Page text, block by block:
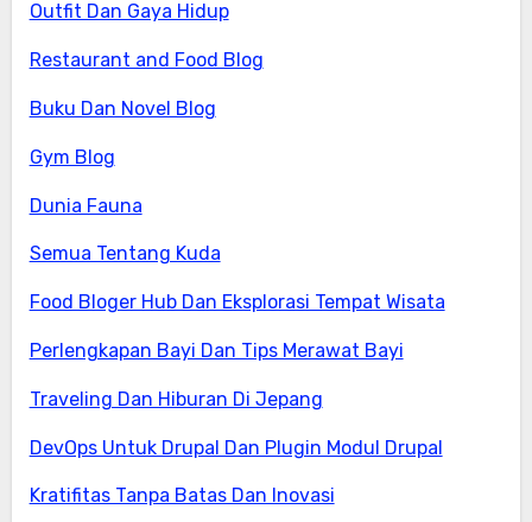
Outfit Dan Gaya Hidup
Restaurant and Food Blog
Buku Dan Novel Blog
Gym Blog
Dunia Fauna
Semua Tentang Kuda
Food Bloger Hub Dan Eksplorasi Tempat Wisata
Perlengkapan Bayi Dan Tips Merawat Bayi
Traveling Dan Hiburan Di Jepang
DevOps Untuk Drupal Dan Plugin Modul Drupal
Kratifitas Tanpa Batas Dan Inovasi